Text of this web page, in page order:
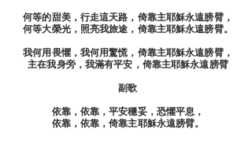
何等的甜美，行走這天路，倚靠主耶穌永遠膀臂，
何等大榮光，照亮我旅途，倚靠主耶穌永遠膀臂。
我何用畏懼，我何用驚慌，倚靠主耶穌永遠膀臂，
主在我身旁，我滿有平安，倚靠主耶穌永遠膀臂
副歌
依靠，依靠，平安穩妥，恐懼平息，
依靠，依靠，倚靠主耶穌永遠膀臂。